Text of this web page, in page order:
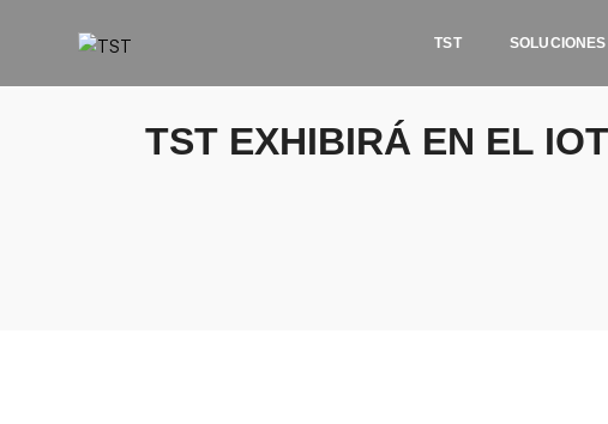
TST SOLUCIONES
TST EXHIBIRÁ EN EL